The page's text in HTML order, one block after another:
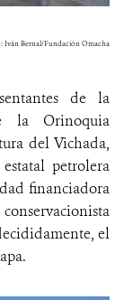
Iván Bernal/Fundación Omacha
de la
la Orinoquia
del Vichada,
petrolera
financiadora
el